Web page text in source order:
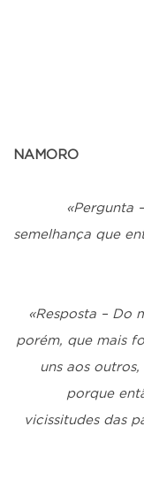
NAMORO
«Pergunta
semelhança que
«Resposta – Do
porém, que mais
uns aos
porque
vicissitudes das